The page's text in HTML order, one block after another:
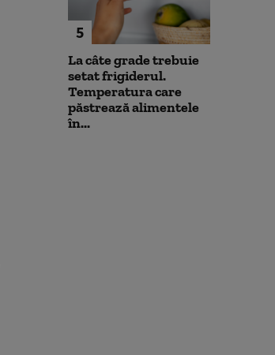
5
La câte grade trebuie
setat frigiderul.
Temperatura care
păstrează alimentele
în...